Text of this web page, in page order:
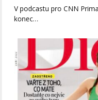
V podcastu pro CNN
konec…